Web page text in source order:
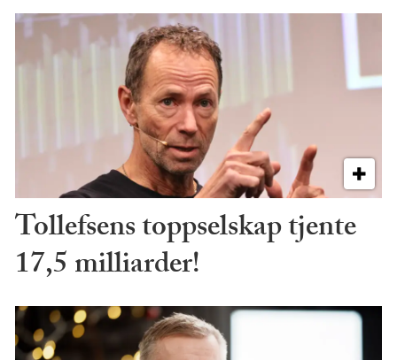
Tollefsens toppselskap tjente
17,5 milliarder!